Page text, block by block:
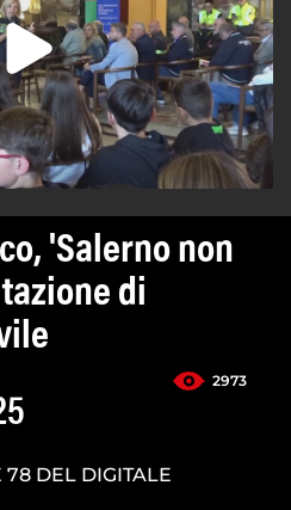
'Salerno non
di
2973
DEL DIGITALE